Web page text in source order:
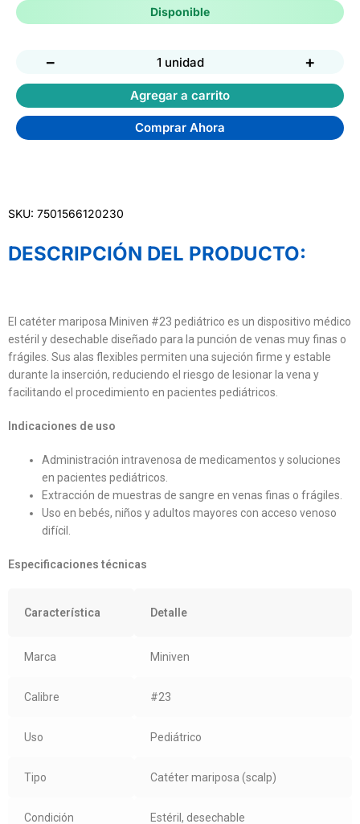
Disponible
− 1 unidad +
Agregar a carrito
Comprar Ahora
SKU: 7501566120230
DESCRIPCIÓN DEL PRODUCTO:
El catéter mariposa Miniven #23 pediátrico es un dispositivo médico
estéril y desechable diseñado para la punción de venas muy finas o
frágiles. Sus alas flexibles permiten una sujeción firme y estable
durante la inserción, reduciendo el riesgo de lesionar la vena y
facilitando el procedimiento en pacientes pediátricos.
Indicaciones de uso
Administración intravenosa de medicamentos y soluciones
en pacientes pediátricos.
Extracción de muestras de sangre en venas finas o frágiles.
Uso en bebés, niños y adultos mayores con acceso venoso
difícil.
Especificaciones técnicas
Característica Detalle
Marca Miniven
Calibre #23
Uso Pediátrico
Tipo Catéter mariposa (scalp)
Condición Estéril, desechable